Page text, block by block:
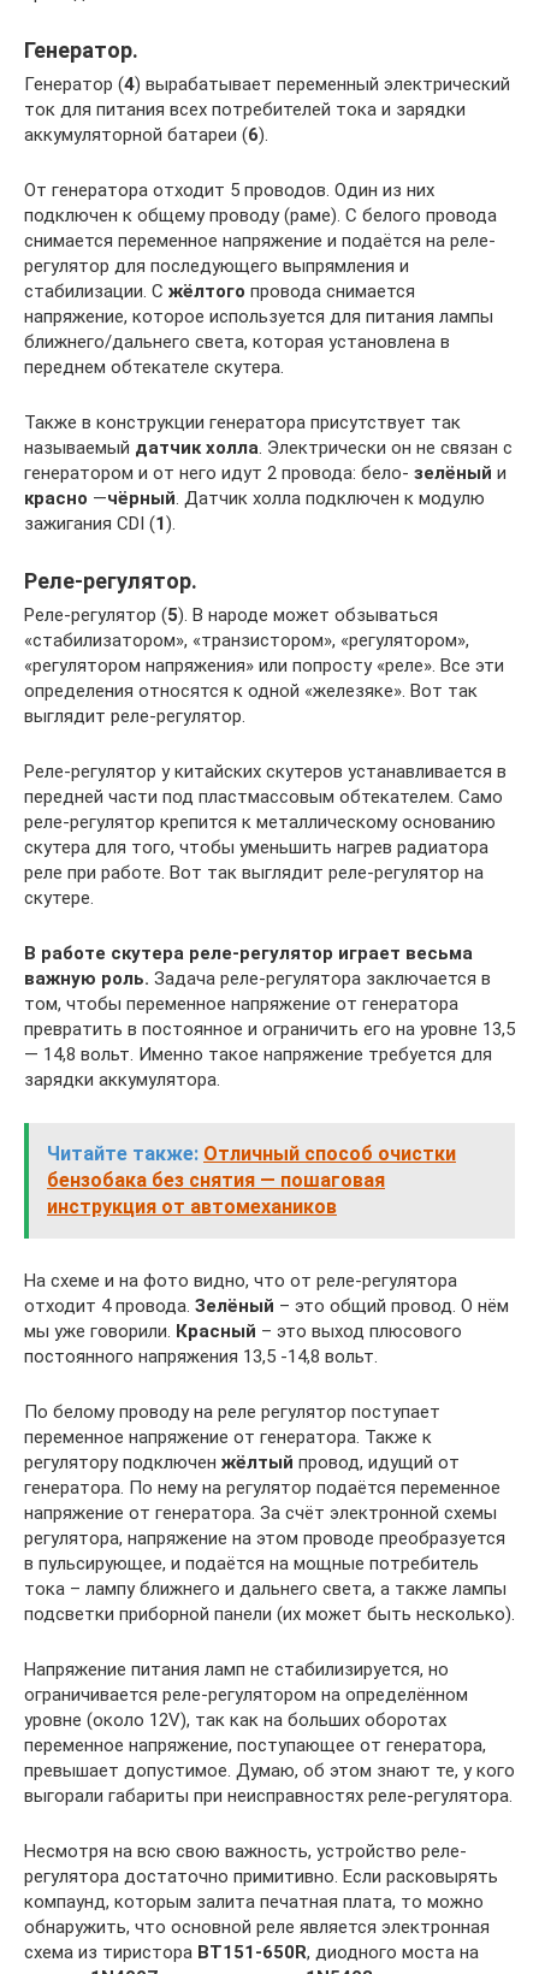
Генератор.
Генератор (4) вырабатывает переменный электрический
ток для питания всех потребителей тока и зарядки
аккумуляторной батареи (6).
От генератора отходит 5 проводов. Один из них
подключен к общему проводу (раме). С белого провода
снимается переменное напряжение и подаётся на реле-
регулятор для последующего выпрямления и
стабилизации. С жёлтого провода снимается
напряжение, которое используется для питания лампы
ближнего/дальнего света, которая установлена в
переднем обтекателе скутера.
Также в конструкции генератора присутствует так
называемый датчик холла. Электрически он не связан с
генератором и от него идут 2 провода: бело- зелёный и
красно —чёрный. Датчик холла подключен к модулю
зажигания CDI (1).
Реле-регулятор.
Реле-регулятор (5). В народе может обзываться
«стабилизатором», «транзистором», «регулятором»,
«регулятором напряжения» или попросту «реле». Все эти
определения относятся к одной «железяке». Вот так
выглядит реле-регулятор.
Реле-регулятор у китайских скутеров устанавливается в
передней части под пластмассовым обтекателем. Само
реле-регулятор крепится к металлическому основанию
скутера для того, чтобы уменьшить нагрев радиатора
реле при работе. Вот так выглядит реле-регулятор на
скутере.
В работе скутера реле-регулятор играет весьма
важную роль. Задача реле-регулятора заключается в
том, чтобы переменное напряжение от генератора
превратить в постоянное и ограничить его на уровне 13,5
— 14,8 вольт. Именно такое напряжение требуется для
зарядки аккумулятора.
Читайте также: Отличный способ очистки
бензобака без снятия — пошаговая
инструкция от автомехаников
На схеме и на фото видно, что от реле-регулятора
отходит 4 провода. Зелёный – это общий провод. О нём
мы уже говорили. Красный – это выход плюсового
постоянного напряжения 13,5 -14,8 вольт.
По белому проводу на реле регулятор поступает
переменное напряжение от генератора. Также к
регулятору подключен жёлтый провод, идущий от
генератора. По нему на регулятор подаётся переменное
напряжение от генератора. За счёт электронной схемы
регулятора, напряжение на этом проводе преобразуется
в пульсирующее, и подаётся на мощные потребитель
тока – лампу ближнего и дальнего света, а также лампы
подсветки приборной панели (их может быть несколько).
Напряжение питания ламп не стабилизируется, но
ограничивается реле-регулятором на определённом
уровне (около 12V), так как на больших оборотах
переменное напряжение, поступающее от генератора,
превышает допустимое. Думаю, об этом знают те, у кого
выгорали габариты при неисправностях реле-регулятора.
Несмотря на всю свою важность, устройство реле-
регулятора достаточно примитивно. Если расковырять
компаунд, которым залита печатная плата, то можно
обнаружить, что основной реле является электронная
схема из тиристора BT151-650R, диодного моста на